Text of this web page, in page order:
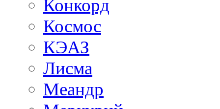
Конкорд
Космос
КЭАЗ
Лисма
Меандр